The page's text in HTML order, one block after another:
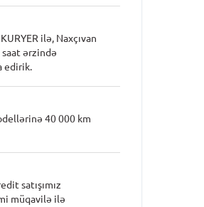
ilə, Naxçıvan
ərzində
edirik.
40 000 km
satışımız
müqavilə ilə